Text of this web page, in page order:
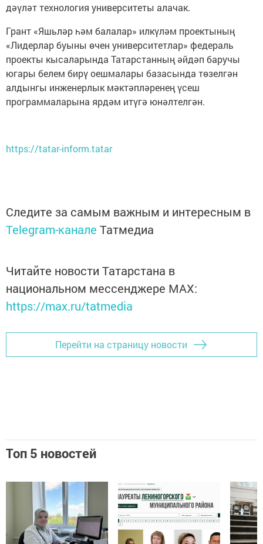
дәүләт технология университеты алачак.
Грант «Яшьләр һәм балалар» илкүләм проектының
«Лидерлар буыны өчен университетлар» федераль
проекты кысаларында Татарстанның әйдәп баручы
югары белем бирү оешмалары базасында төзелгән
алдынгы инженерлык мәктәпләренең үсеш
программаларына ярдәм итүгә юнәлтелгән.
https://tatar-inform.tatar
Следите за самым важным и интересным в
Telegram-канале Татмедиа
Читайте новости Татарстана в
национальном мессенджере MАХ:
https://max.ru/tatmedia
Перейти на страницу новости
Топ 5 новостей